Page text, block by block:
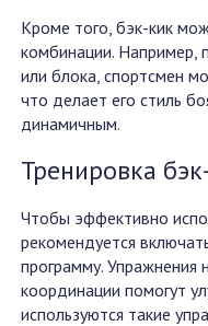
Кроме того, бэк-кик
комбинации. Например,
или блока, спортсмен
что делает его стиль
динамичным.
Тренировка
Чтобы эффективно
рекомендуется
программу. Упражнения
координации помогут
используются такие